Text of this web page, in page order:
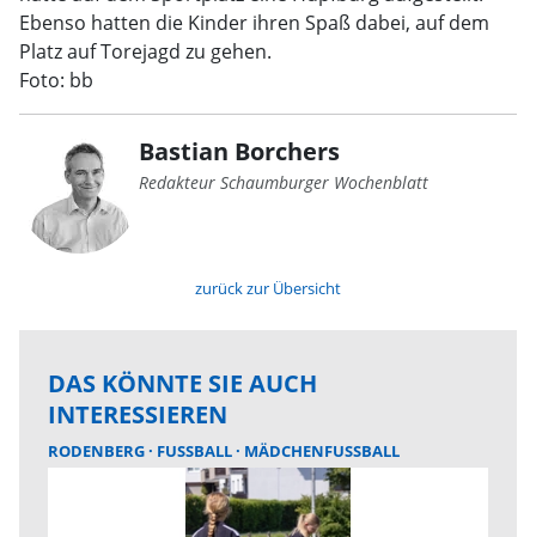
Ebenso hatten die Kinder ihren Spaß dabei, auf dem
Platz auf Torejagd zu gehen.
Foto: bb
Bastian Borchers
Redakteur Schaumburger Wochenblatt
zurück zur Übersicht
DAS KÖNNTE SIE AUCH
INTERESSIEREN
RODENBERG FUSSBALL MÄDCHENFUSSBALL